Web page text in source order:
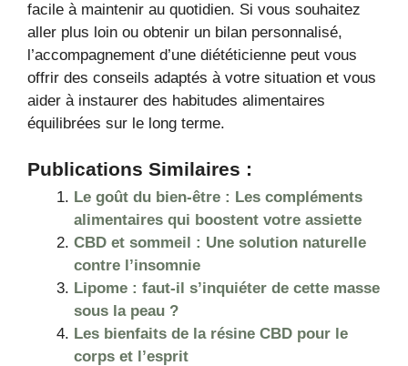
facile à maintenir au quotidien. Si vous souhaitez
aller plus loin ou obtenir un bilan personnalisé,
l’accompagnement d’une diététicienne peut vous
offrir des conseils adaptés à votre situation et vous
aider à instaurer des habitudes alimentaires
équilibrées sur le long terme.
Publications Similaires :
Le goût du bien-être : Les compléments
alimentaires qui boostent votre assiette
CBD et sommeil : Une solution naturelle
contre l’insomnie
Lipome : faut-il s’inquiéter de cette masse
sous la peau ?
Les bienfaits de la résine CBD pour le
corps et l’esprit